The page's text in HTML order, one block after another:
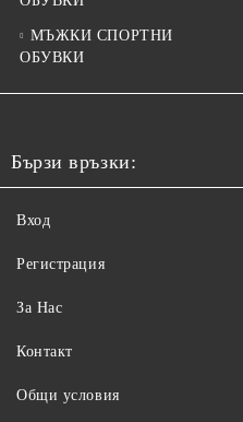
МЪЖКИ СПОРТНИ
ОБУВКИ
Бързи връзки:
Вход
Регистрация
За Нас
Контакт
Общи условия